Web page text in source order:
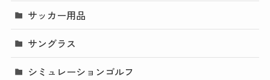
サッカー用品
サングラス
シミュレーションゴルフ